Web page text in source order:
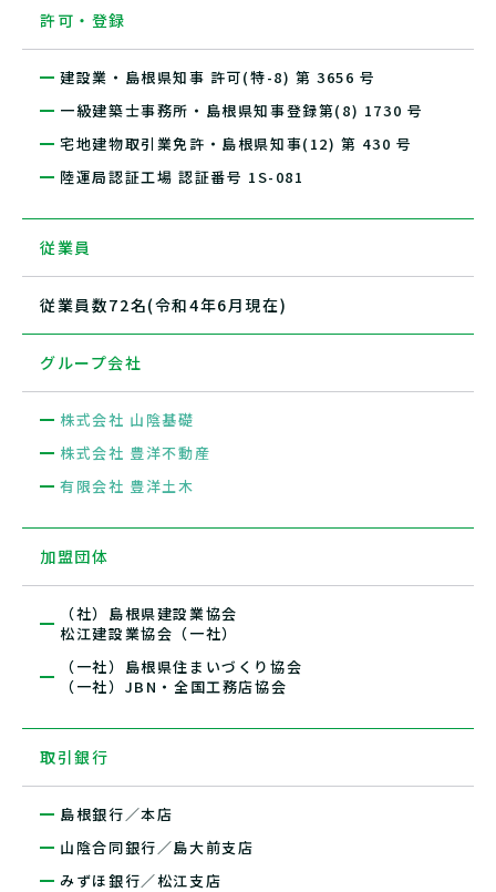
許可・登録
建設業・島根県知事 許可(特-8) 第 3656 号
一級建築士事務所・島根県知事登録第(8) 1730 号
宅地建物取引業免許・島根県知事(12) 第 430 号
陸運局認証工場 認証番号 1S-081
従業員
従業員数72名(令和4年6月現在)
グループ会社
株式会社 山陰基礎
株式会社 豊洋不動産
有限会社 豊洋土木
加盟団体
（社）島根県建設業協会
松江建設業協会（一社）
（一社）島根県住まいづくり協会
（一社）JBN・全国工務店協会
取引銀行
島根銀行／本店
山陰合同銀行／島大前支店
みずほ銀行／松江支店